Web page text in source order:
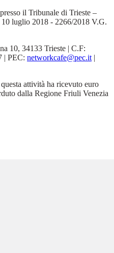
il Tribunale di Trieste –
luglio 2018 - 2266/2018 V.G.
10, 34133 Trieste | C.F:
| PEC: networkcafe@pec.it |
attività ha ricevuto euro
dalla Regione Friuli Venezia